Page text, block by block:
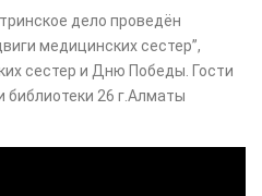
дело проведён
медицинских сестер”,
сестер и Дню Победы. Гости
библиотеки 26 г.Алматы